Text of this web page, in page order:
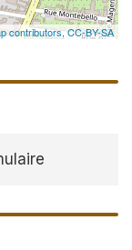
contributors,CC-BY-SA